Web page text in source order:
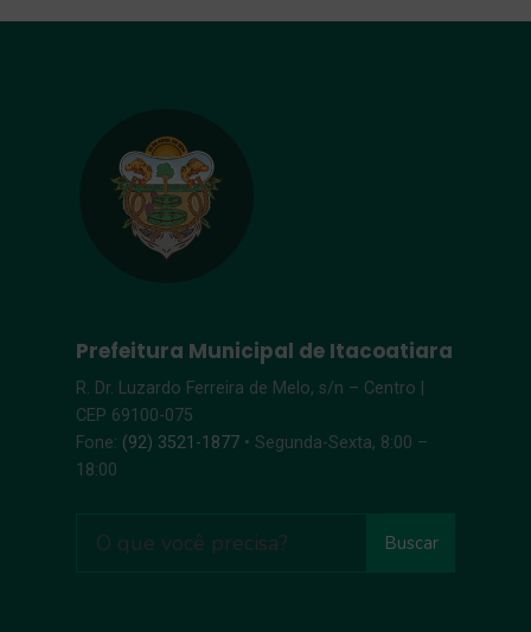
Prefeitura Municipal de Itacoatiara
R. Dr. Luzardo Ferreira de Melo, s/n – Centro |
CEP 69100-075
Fone: (92) 3521-1877 • Segunda-Sexta, 8:00 –
18:00
Buscar